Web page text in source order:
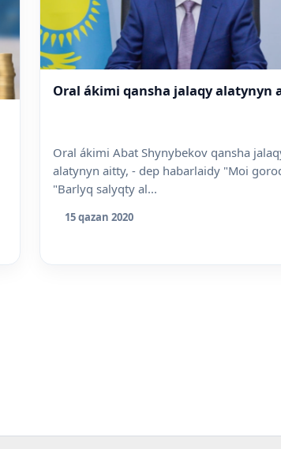
Oral ákimi qansha jalaqy alatynyn
Oral ákimi Abat Shynybekov qansha
alatynyn aitty, - dep habarlaidy "Moi
"Barlyq salyqty al...
15 qazan 2020